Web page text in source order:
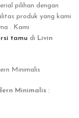
pilihan dengan
produk yang kami
. Kami
tamu di Livin
Minimalis :